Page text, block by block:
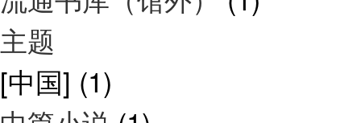
主题
[中国] (1)